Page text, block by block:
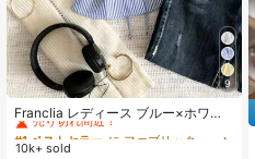
9
Franclia レディース ブルー×ホワイ
ト ストライプ ボタン付きシャーリン
グ Vネックシャツ 夏向け エフォート
#1 ベストセラー
に ファブリック 柔らかなオフィスブラウス
売り切れ間近！
#1 ベストセラー
売り切れ間近！
#1 ベストセラー
売り切れ間近！
10k+ sold